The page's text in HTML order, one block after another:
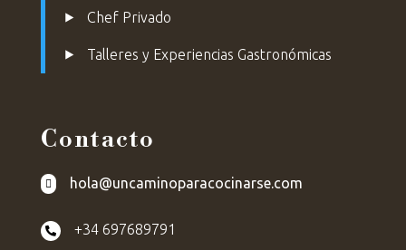
⯈ Chef Privado
⯈ Talleres y Experiencias Gastronómicas
Contacto
 hola@uncaminoparacocinarse.com
 +34 697689791